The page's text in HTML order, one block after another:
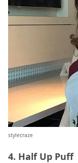
stylecraze
4. Half Up Puff